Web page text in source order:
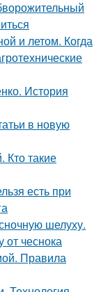
и летом. Когда
История
в новую
Кто такие
есть при
шелуху.
от чеснока
Правила